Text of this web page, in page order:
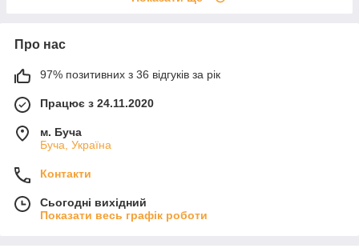
Про нас
97% позитивних з 36 відгуків за рік
Працює з 24.11.2020
м. Буча
Буча, Україна
Контакти
Сьогодні вихідний
Показати весь графік роботи